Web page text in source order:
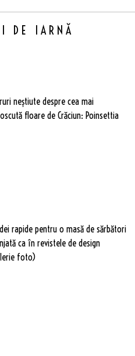
DE IARNĂ
neștiute despre cea mai
floare de Crăciun: Poinsettia
rapide pentru o masă de sărbători
ca în revistele de design
foto)